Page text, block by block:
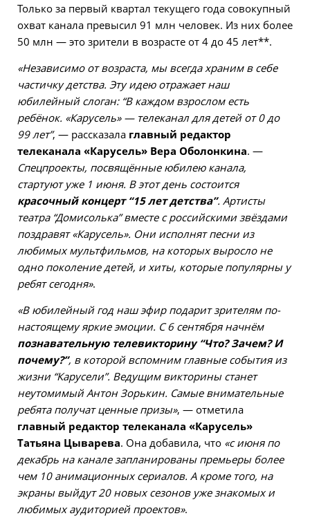
Только за первый квартал текущего года совокупный
охват канала превысил 91 млн человек. Из них более
50 млн — это зрители в возрасте от 4 до 45 лет**.
«Независимо от возраста, мы всегда храним в себе
частичку детства. Эту идею отражает наш
юбилейный слоган: “В каждом взрослом есть
ребёнок. «Карусель» — телеканал для детей от 0 до
99 лет”, — рассказала главный редактор
телеканала «Карусель» Вера Оболонкина. —
Спецпроекты, посвящённые юбилею канала,
стартуют уже 1 июня. В этот день состоится
красочный концерт “15 лет детства”. Артисты
театра “Домисолька” вместе с российскими звёздами
поздравят «Карусель». Они исполнят песни из
любимых мультфильмов, на которых выросло не
одно поколение детей, и хиты, которые популярны у
ребят сегодня».
«В юбилейный год наш эфир подарит зрителям по-
настоящему яркие эмоции. С 6 сентября начнём
познавательную телевикторину “Что? Зачем? И
почему?”, в которой вспомним главные события из
жизни “Карусели”. Ведущим викторины станет
неутомимый Антон Зорькин. Самые внимательные
ребята получат ценные призы», — отметила
главный редактор телеканала «Карусель»
Татьяна Цыварева. Она добавила, что «с июня по
декабрь на канале запланированы премьеры более
чем 10 анимационных сериалов. А кроме того, на
экраны выйдут 20 новых сезонов уже знакомых и
любимых аудиторией проектов».